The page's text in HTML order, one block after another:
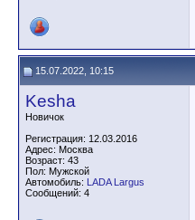
15.07.2022, 10:15
Kesha
Новичок
Регистрация: 12.03.2016
Адрес: Москва
Возраст: 43
Пол: Мужской
Автомобиль: LADA Largus
Сообщений: 4